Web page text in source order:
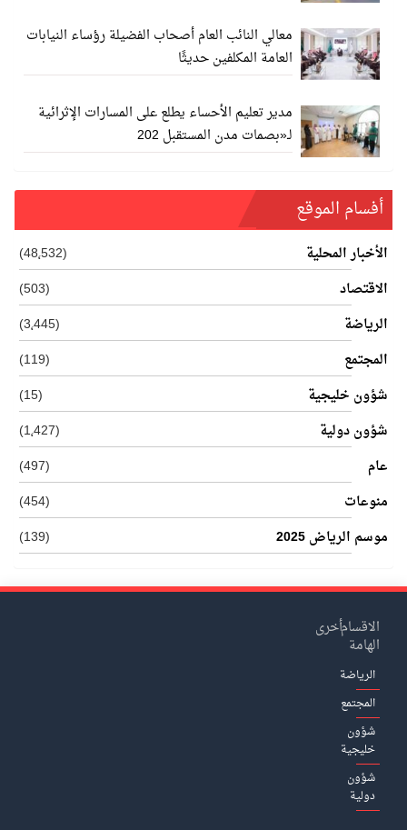
معالي النائب العام أصحاب الفضيلة رؤساء النيابات
العامة المكلفين حديثًا
مدير تعليم الأحساء يطلع على المسارات الإثرائية
لـ«بصمات مدن المستقبل 202
أفسام الموقع
الأخبار المحلية
(48٬532)
الاقتصاد
(503)
الرياضة
(3٬445)
المجتمع
(119)
شؤون خليجية
(15)
شؤون دولية
(1٬427)
عام
(497)
منوعات
(454)
موسم الرياض 2025
(139)
الاقسام
الهامة
الرياضة
المجتمع
شؤون
خليجية
شؤون
دولية
أخرى